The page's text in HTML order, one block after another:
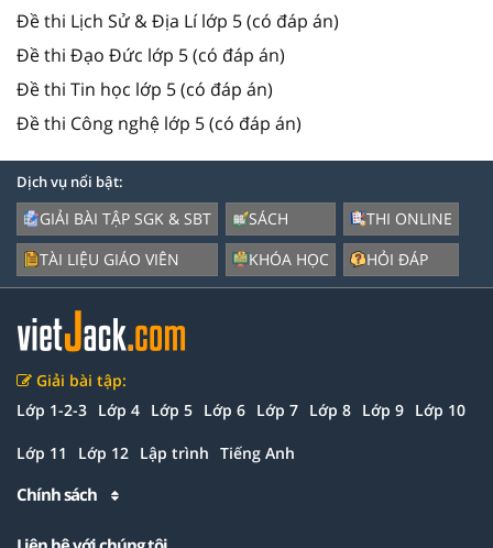
Đề thi Lịch Sử & Địa Lí lớp 5 (có đáp án)
Đề thi Đạo Đức lớp 5 (có đáp án)
Đề thi Tin học lớp 5 (có đáp án)
Đề thi Công nghệ lớp 5 (có đáp án)
Dịch vụ nổi bật:
GIẢI BÀI TẬP SGK & SBT
TÀI LIỆU GIÁO VIÊN
SÁCH
KHÓA HỌC
THI ONLINE
HỎI ĐÁP
Giải bài tập:
Lớp 1-2-3 Lớp 4 Lớp 5 Lớp 6 Lớp 7 Lớp 8 Lớp 9 Lớp 10
Lớp 11 Lớp 12 Lập trình Tiếng Anh
Chính sách